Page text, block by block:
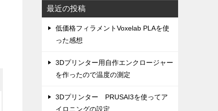
最近の投稿
低価格フィラメントVoxelab PLAを使
った感想
3Dプリンター用自作エンクロージャー
を作ったので温度の測定
3Dプリンター PRUSAI3を使ってア
イロニングの設定